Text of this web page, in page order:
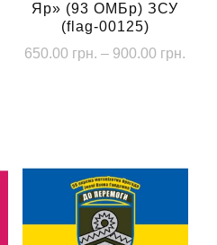
Яр» (93 ОМБр) ЗСУ
(flag-00125)
650.00 грн. – 900.00 грн.
варіантів.
Параметри
можна